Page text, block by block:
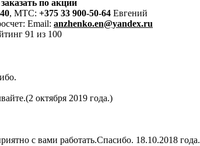
по акции
, MTC: +375 33 900-50-64Евгений
Email: anzhenko.en@yandex.ru
91 из 100
октября 2019 года.)
с вами работать.Спасибо. 18.10.2018 года.